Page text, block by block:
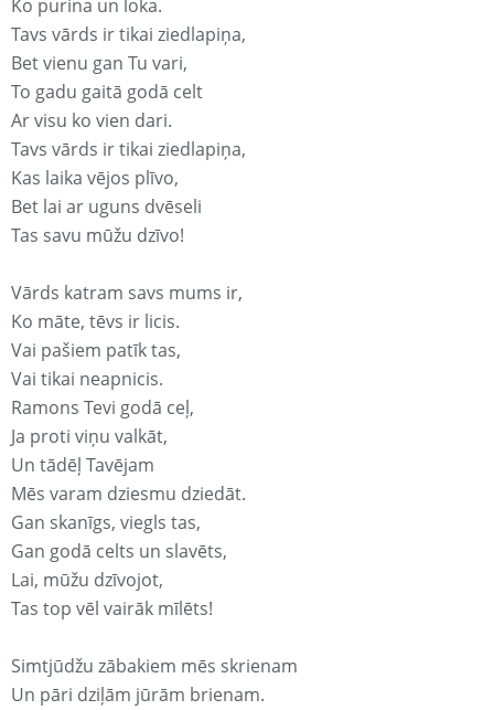
Ko purina un loka.
Tavs vārds ir tikai ziedlapiņa,
Bet vienu gan Tu vari,
To gadu gaitā godā celt
Ar visu ko vien dari.
Tavs vārds ir tikai ziedlapiņa,
Kas laika vējos plīvo,
Bet lai ar uguns dvēseli
Tas savu mūžu dzīvo!
Vārds katram savs mums ir,
Ko māte, tēvs ir licis.
Vai pašiem patīk tas,
Vai tikai neapnicis.
Ramons Tevi godā ceļ,
Ja proti viņu valkāt,
Un tādēļ Tavējam
Mēs varam dziesmu dziedāt.
Gan skanīgs, viegls tas,
Gan godā celts un slavēts,
Lai, mūžu dzīvojot,
Tas top vēl vairāk mīlēts!
Simtjūdžu zābakiem mēs skrienam
Un pāri dziļām jūrām brienam.